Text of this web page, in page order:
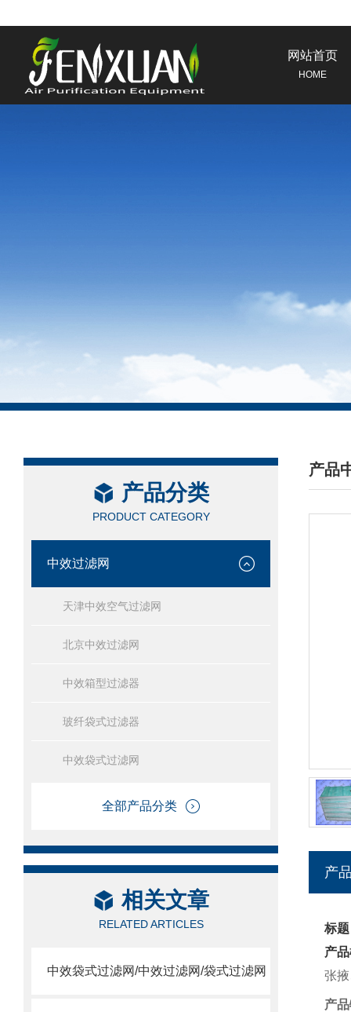
网站首页
HOME
产品分类
PRODUCT CATEGORY
中效过滤网
天津中效空气过滤网
北京中效过滤网
中效箱型过滤器
玻纤袋式过滤器
中效袋式过滤网
全部产品分类
相关文章
RELATED ARTICLES
中效袋式过滤网/中效过滤网/袋式过滤网
产品
/
产
标
产
张
产